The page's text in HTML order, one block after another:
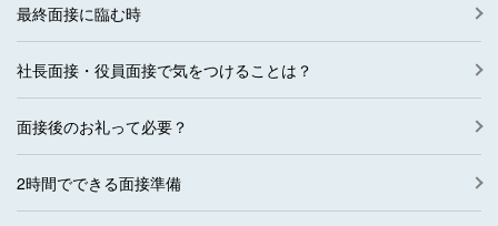
最終面接に臨む時
社長面接・役員面接で気をつけることは？
面接後のお礼って必要？
2時間でできる面接準備